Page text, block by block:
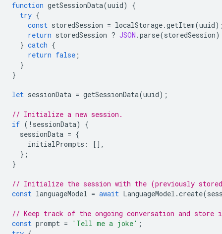
function getSessionData(uuid)
{
try {
const storedSession = localStorage.getItem(uuid
return storedSession ? JSON .parse(storedSession)
} catch {
return false ;
}
}
let sessionData = getSessionData(uuid);
// Initialize a new session.
if ( ! sessionData)
{
sessionData = {
initialPrompts :
[],
};
}
// Initialize the session with the (previously stored
const languageModel = await LanguageModel .create(
// Keep track of the ongoing conversation and
const prompt = 'Tell me a joke' ;